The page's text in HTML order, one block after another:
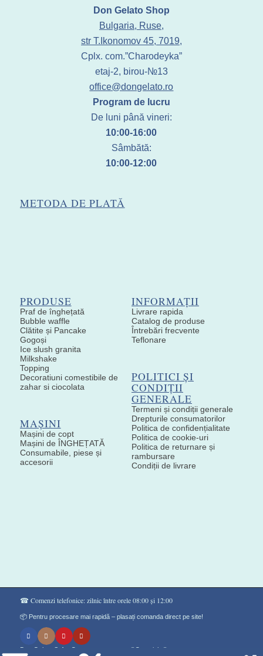
Don Gelato Shop
Bulgaria, Ruse,
str T.Ikonomov 45, 7019,
Cplx. com.”Charodeyka”
etaj-2, birou-№13
office@dongelato.ro
Program de lucru
De luni până vineri:
10:00-16:00
Sâmbătă:
10:00-12:00
METODA DE PLATĂ
PRODUSE
Praf de înghețată
Bubble waffle
Clătite și Pancake
Gogoși
Ice slush granita
Milkshake
Topping
Decoratiuni comestibile de
zahar si ciocolata
MAȘINI
Mașini de copt
Mașini de ÎNGHEȚATĂ
Consumabile, piese și
accesorii
INFORMAȚII
Livrare rapida
Catalog de produse
Întrebări frecvente
Teflonare
POLITICI ȘI
CONDIȚII
GENERALE
Termeni și condiții generale
Drepturile consumatorilor
Politica de confidențialitate
Politica de cookie-uri
Politica de returnare și
rambursare
Condiții de livrare
☎ Comenzi telefonice: zilnic între orele 08:00 și 12:00
📦 Pentru procesare mai rapidă – plasați comanda direct pe site!
Don Gelato Soft - Сладоледи на прах ®Copyright©